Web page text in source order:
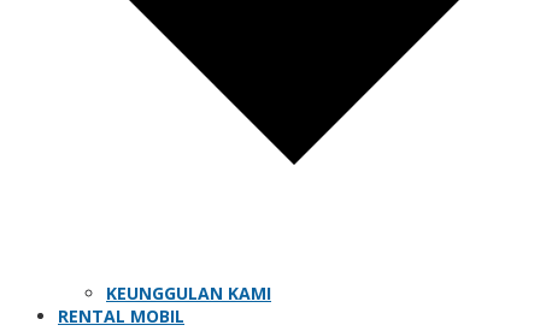
KEUNGGULAN KAMI
RENTAL MOBIL